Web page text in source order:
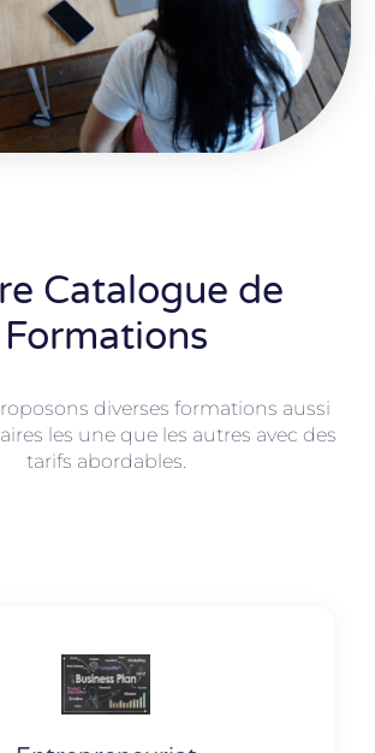
Catalogue de
Formations
diverses formations aussi
les une que les autres avec des
tarifs abordables.